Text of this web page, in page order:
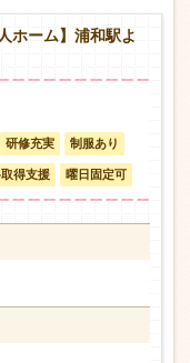
ホーム】浦和駅よ
研修充実 制服あり
得支援 曜日固定可